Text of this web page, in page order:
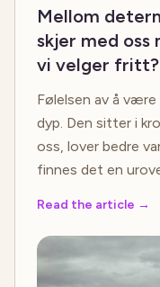
Mellom
skjer med
vi velger fritt?
Følelsen av å
dyp. Den sitter i
oss, lover bedre
finnes det en
Read the article →